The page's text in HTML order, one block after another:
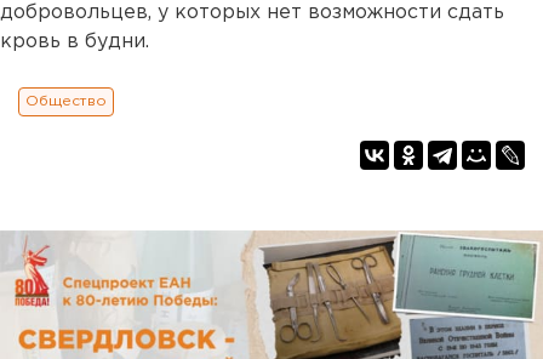
добровольцев, у которых нет возможности сдать
кровь в будни.
Общество